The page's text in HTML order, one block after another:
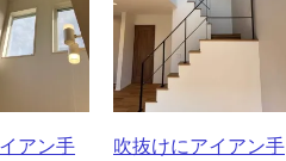
アン手
吹抜けにアイアン手